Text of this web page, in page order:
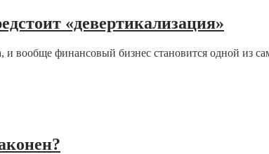
«девертикализация»
и вообще финансовый бизнес становится одной из